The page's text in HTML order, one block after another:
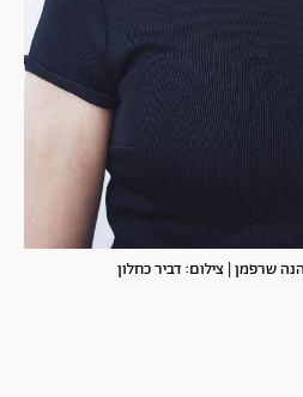
שרפמן | צילום: דביר כחלון